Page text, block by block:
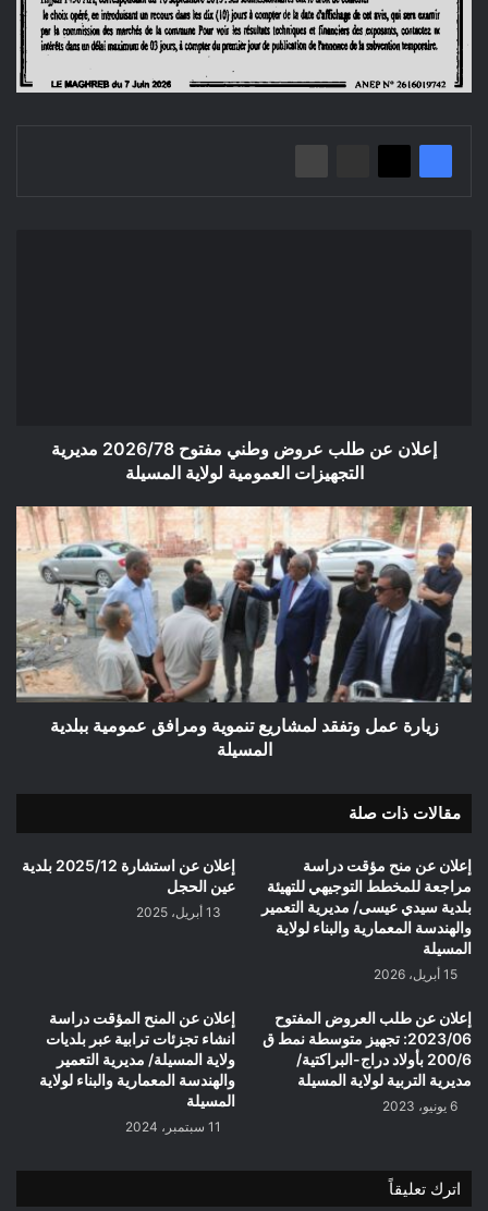
العمومية
إعلان عن طلب عروض وطني مفتوح 2026/78 مديرية
التجهيزات العمومية لولاية المسيلة
زيارة
عمل
وتفقد
لمشاريع
تنموية
ومرافق
عمومية
ببلدية
المسيلة
زيارة عمل وتفقد لمشاريع تنموية ومرافق عمومية ببلدية
المسيلة
مقالات ذات صلة
إعلان عن منح مؤقت دراسة
مراجعة للمخطط التوجيهي للتهيئة
بلدية سيدي عيسى/ مديرية التعمير
والهندسة المعمارية والبناء لولاية
المسيلة
15 أبريل، 2026
إعلان عن استشارة 2025/12 بلدية
عين الحجل
13 أبريل، 2025
إعلان عن طلب العروض المفتوح
2023/06: تجهيز متوسطة نمط ق
200/6 بأولاد دراج-البراكتية/
مديرية التربية لولاية المسيلة
6 يونيو، 2023
إعلان عن المنح المؤقت دراسة
انشاء تجزئات ترابية عبر بلديات
ولاية المسيلة/ مديرية التعمير
والهندسة المعمارية والبناء لولاية
المسيلة
11 سبتمبر، 2024
اترك تعليقاً